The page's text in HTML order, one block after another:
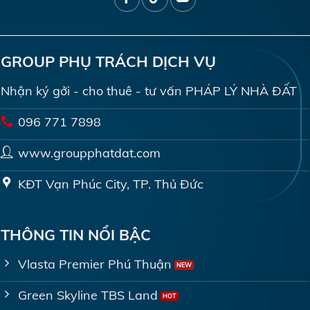
GROUP PHỤ TRÁCH DỊCH VỤ
Nhận ký gởi - cho thuê - tư vấn PHÁP LÝ NHÀ ĐẤT
096 771 7898
www.groupphatdat.com
KĐT Vạn Phúc City, TP. Thủ Đức
THÔNG TIN NỔI BẬC
Vlasta Premier Phú Thuận
Green Skyline TBS Land